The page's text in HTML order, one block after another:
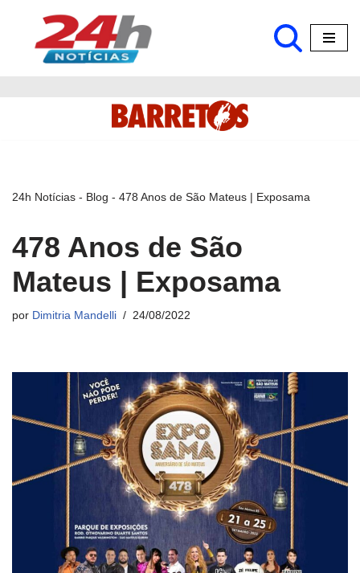
Pular
24h Notícias - Blog - 478 Anos de São Mateus | Exposama
478 Anos de São
Mateus | Exposama
por Dimitria Mandelli 24/08/2022